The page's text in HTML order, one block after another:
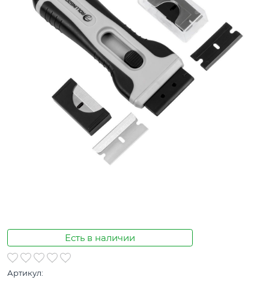
Есть в наличии
Артикул: